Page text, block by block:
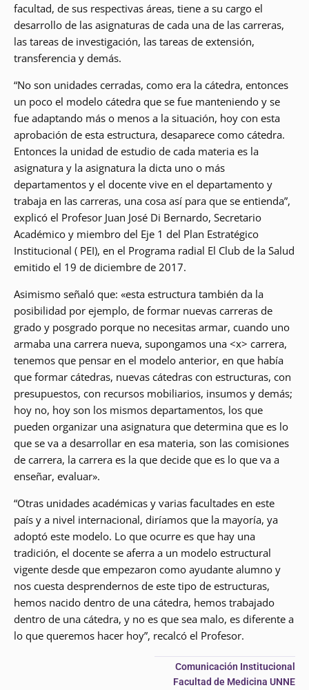
facultad, de sus respectivas áreas, tiene a su cargo el
desarrollo de las asignaturas de cada una de las carreras,
las tareas de investigación, las tareas de extensión,
transferencia y demás.
“No son unidades cerradas, como era la cátedra, entonces
un poco el modelo cátedra que se fue manteniendo y se
fue adaptando más o menos a la situación, hoy con esta
aprobación de esta estructura, desaparece como cátedra.
Entonces la unidad de estudio de cada materia es la
asignatura y la asignatura la dicta uno o más
departamentos y el docente vive en el departamento y
trabaja en las carreras, una cosa así para que se entienda”,
explicó el Profesor Juan José Di Bernardo, Secretario
Académico y miembro del Eje 1 del Plan Estratégico
Institucional ( PEI), en el Programa radial El Club de la Salud
emitido el 19 de diciembre de 2017.
Asimismo señaló que: «esta estructura también da la
posibilidad por ejemplo, de formar nuevas carreras de
grado y posgrado porque no necesitas armar, cuando uno
armaba una carrera nueva, supongamos una <x> carrera,
tenemos que pensar en el modelo anterior, en que había
que formar cátedras, nuevas cátedras con estructuras, con
presupuestos, con recursos mobiliarios, insumos y demás;
hoy no, hoy son los mismos departamentos, los que
pueden organizar una asignatura que determina que es lo
que se va a desarrollar en esa materia, son las comisiones
de carrera, la carrera es la que decide que es lo que va a
enseñar, evaluar».
“Otras unidades académicas y varias facultades en este
país y a nivel internacional, diríamos que la mayoría, ya
adoptó este modelo. Lo que ocurre es que hay una
tradición, el docente se aferra a un modelo estructural
vigente desde que empezaron como ayudante alumno y
nos cuesta desprendernos de este tipo de estructuras,
hemos nacido dentro de una cátedra, hemos trabajado
dentro de una cátedra, y no es que sea malo, es diferente a
lo que queremos hacer hoy”, recalcó el Profesor.
Comunicación Institucional
Facultad de Medicina UNNE